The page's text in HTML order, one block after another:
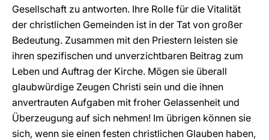
Gesellschaft zu antworten. Ihre Rolle für die Vitalität
der christlichen Gemeinden ist in der Tat von großer
Bedeutung. Zusammen mit den Priestern leisten sie
ihren spezifischen und unverzichtbaren Beitrag zum
Leben und Auftrag der Kirche. Mögen sie überall
glaubwürdige Zeugen Christi sein und die ihnen
anvertrauten Aufgaben mit froher Gelassenheit und
Überzeugung auf sich nehmen! Im übrigen können sie
sich, wenn sie einen festen christlichen Glauben haben,